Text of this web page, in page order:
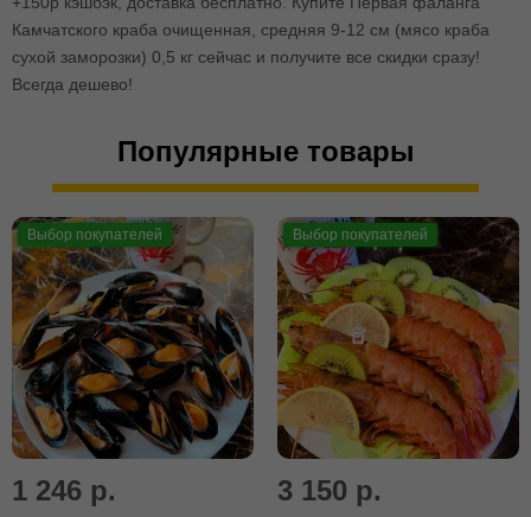
Камчатского краба очищенная, средняя 9-12 см (мясо краба
сухой заморозки) 0,5 кг сейчас и получите все скидки сразу!
Всегда дешево!
Популярные товары
Выбор покупателей
1 246 р.
Выбор покупателей
3 150 р.